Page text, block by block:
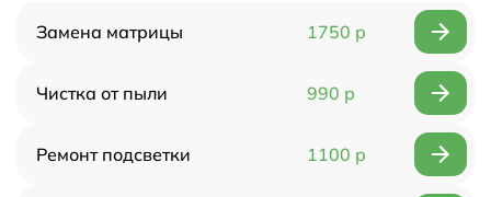
Замена матрицы 1750 р
Чистка от пыли 990 р
Ремонт подсветки 1100 р